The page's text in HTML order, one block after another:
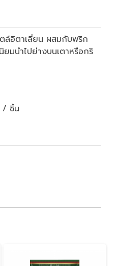
ล์อิตาเลี่ยน ผสมกับพริก
ยมนำไปย่างบนเตาหรือกริ
/ ชิ้น